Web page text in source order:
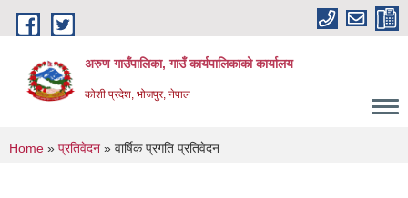
Skip to main content
अरुण गाउँपालिका, गाउँ कार्यपालिकाको कार्यालय
कोशी प्रदेश, भोजपुर, नेपाल
You are here
Home » प्रतिवेदन » वार्षिक प्रगति प्रतिवेदन